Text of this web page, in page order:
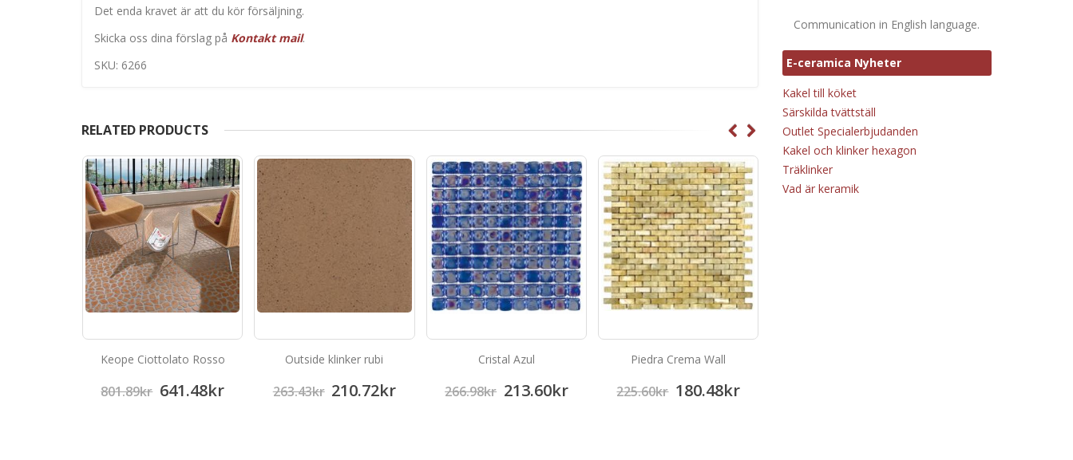
Det enda kravet är att du kör försäljning.
Skicka oss dina förslag på Kontakt mail.
SKU: 6266
RELATED PRODUCTS
Keope Ciottolato Rosso
801.89kr 641.48kr
Outside klinker rubi
263.43kr 210.72kr
Cristal Azul
266.98kr 213.60kr
Piedra Crema Wall
225.60kr 180.48kr
Communication in English language.
E-ceramica Nyheter
Kakel till köket
Särskilda tvättställ
Outlet Specialerbjudanden
Kakel och klinker hexagon
Träklinker
Vad är keramik